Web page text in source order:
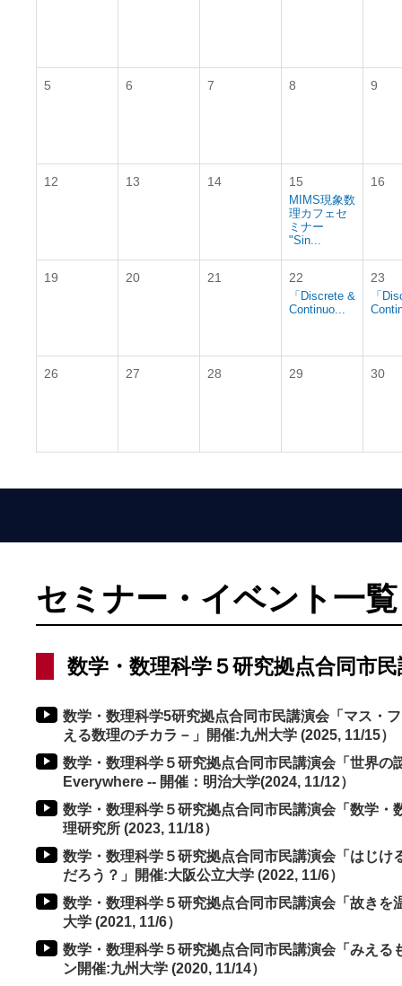
5 6 7 8 9
12 13 14
15
MIMS現象数
理カフェセ
ミナー
"Sin...
16
19 20 21
22
「Discrete &
Continuo...
23
「
26 27 28 29 30
セミナー・イベント一覧
数学・数理科学５研究拠点合同市
数学・数理科学5研究拠点合同市民講演会「マス・
える数理のチカラ－」開催:九州大学 (2025, 11/15）
数学・数理科学５研究拠点合同市民講演会「世界の
Everywhere -- 開催：明治大学(2024, 11/12）
数学・数理科学５研究拠点合同市民講演会「数学・
理研究所 (2023, 11/18）
数学・数理科学５研究拠点合同市民講演会「はじけ
だろう？」開催:大阪公立大学 (2022, 11/6）
数学・数理科学５研究拠点合同市民講演会「故きを
大学 (2021, 11/6）
数学・数理科学５研究拠点合同市民講演会「みえる
ン開催:九州大学 (2020, 11/14）